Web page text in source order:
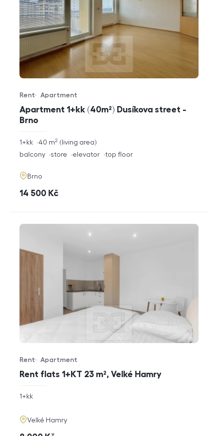
Apartment 1+kk (40m²) Dusíkova street -
Brno
Offer type
Rent
Property type
Apartment
rozměry
1+kk living area
40 m2
funkce
balcony store elevator top floor
adresa
Brno
cena
14 500 Kč
Rent flats 1+KT 23 m², Velké Hamry
Offer type
Rent
Property type
Apartment
rozměry
1+kk
adresa
Velké Hamry